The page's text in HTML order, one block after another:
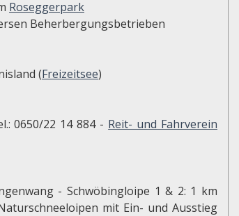
Roseggerpark
Beherbergungsbetrieben
(Freizeitsee)
0650/22 14 884 - Reit- und Fahrverein
- Schwöbingloipe 1 & 2: 1 km
mit Ein- und Ausstieg